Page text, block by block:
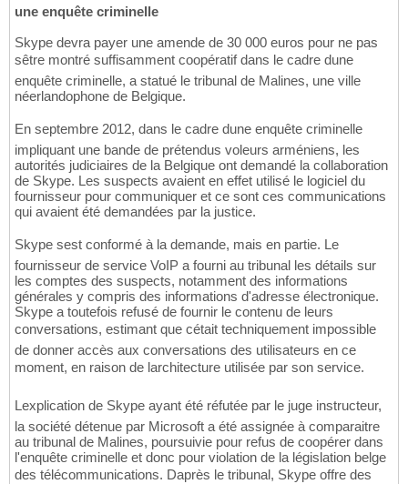
une enquête criminelle
Skype devra payer une amende de 30 000 euros pour ne pas
sêtre montré suffisamment coopératif dans le cadre dune
enquête criminelle, a statué le tribunal de Malines, une ville
néerlandophone de Belgique.
En septembre 2012, dans le cadre dune enquête criminelle
impliquant une bande de prétendus voleurs arméniens, les
autorités judiciaires de la Belgique ont demandé la collaboration
de Skype. Les suspects avaient en effet utilisé le logiciel du
fournisseur pour communiquer et ce sont ces communications
qui avaient été demandées par la justice.
Skype sest conformé à la demande, mais en partie. Le
fournisseur de service VoIP a fourni au tribunal les détails sur
les comptes des suspects, notamment des informations
générales y compris des informations d'adresse électronique.
Skype a toutefois refusé de fournir le contenu de leurs
conversations, estimant que cétait techniquement impossible
de donner accès aux conversations des utilisateurs en ce
moment, en raison de larchitecture utilisée par son service.
Lexplication de Skype ayant été réfutée par le juge instructeur,
la société détenue par Microsoft a été assignée à comparaitre
au tribunal de Malines, poursuivie pour refus de coopérer dans
l'enquête criminelle et donc pour violation de la législation belge
des télécommunications. Daprès le tribunal, Skype offre des